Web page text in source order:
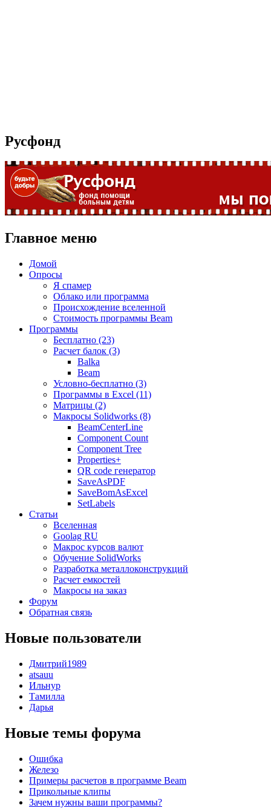
Русфонд
Главное меню
Домой
Опросы
Я спамер
Облако или программа
Происхождение вселенной
Стоимость программы Beam
Программы
Бесплатно (23)
Расчет балок (3)
Balka
Beam
Условно-бесплатно (3)
Программы в Excel (11)
Матрицы (2)
Макросы Solidworks (8)
BeamCenterLine
Component Count
Component Tree
Properties+
QR code генератор
SaveAsPDF
SaveBomAsExcel
SetLabels
Статьи
Вселенная
Goolag RU
Макрос курсов валют
Обучение SolidWorks
Разработка металлоконструкций
Расчет емкостей
Макросы на заказ
Форум
Обратная связь
Новые пользователи
Дмитрий1989
atsauu
Ильнур
Тамилла
Дарья
Новые темы форума
Ошибка
Железо
Примеры расчетов в программе Beam
Прикольные клипы
Зачем нужны ваши программы?